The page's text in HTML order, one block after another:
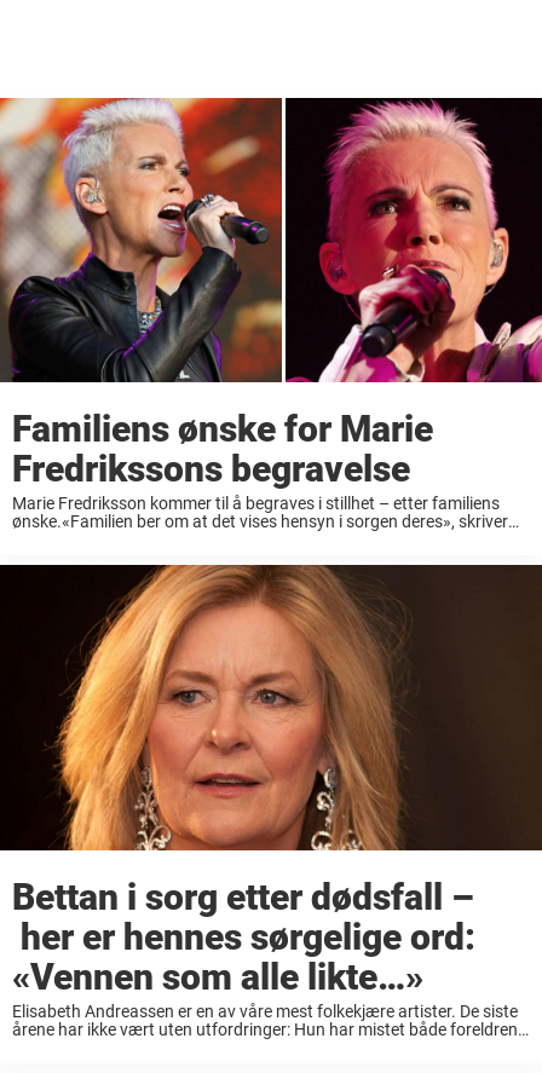
Familiens ønske for Marie
Fredrikssons begravelse
Marie Fredriksson kommer til å begraves i stillhet – etter familiens
ønske.«Familien ber om at det vises hensyn i sorgen deres», skriver
Bettan i sorg etter dødsfall –
her er hennes sørgelige ord:
«Vennen som alle likte…»
Elisabeth Andreassen er en av våre mest folkekjære artister. De siste
årene har ikke vært uten utfordringer: Hun har mistet både foreldrene